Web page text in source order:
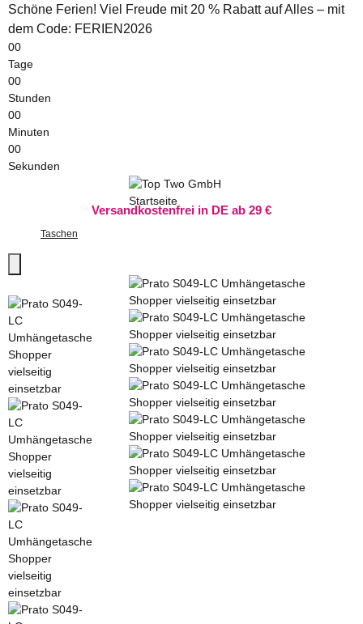
Schöne Ferien! Viel Freude mit 20 % Rabatt auf Alles – mit
dem Code: FERIEN2026
00
Tage
00
Stunden
00
Minuten
00
Sekunden
Versandkostenfrei in DE ab 29 €
Taschen